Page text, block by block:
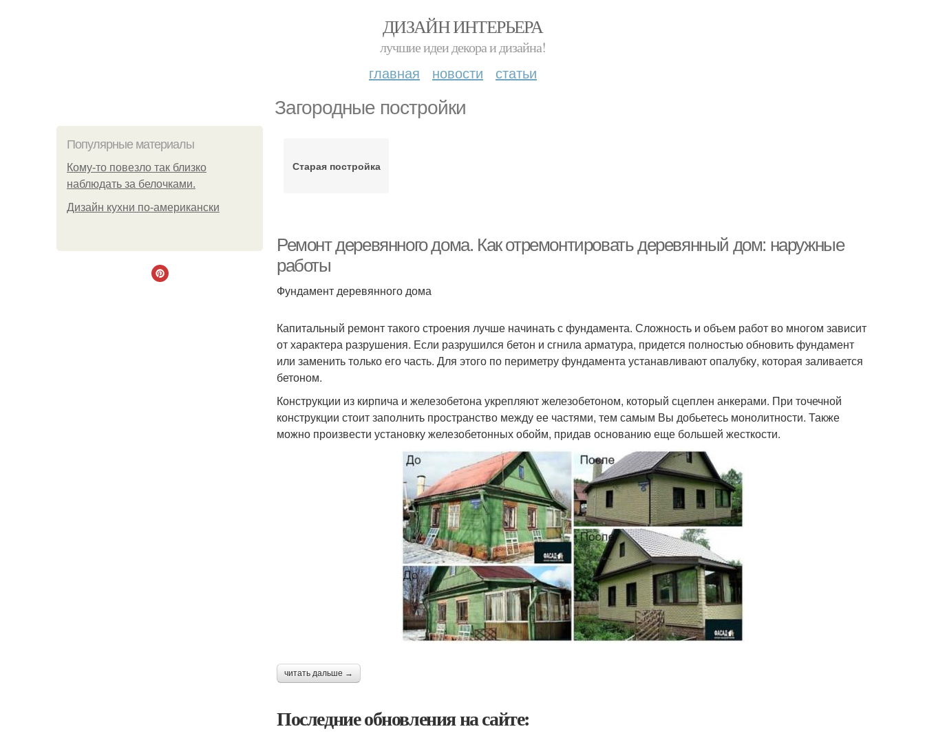
ДИЗАЙН ИНТЕРЬЕРА
лучшие идеи декора и дизайна!
главная новости статьи
Загородные постройки
Популярные материалы
Кому-то повезло так близко
наблюдать за белочками.
Дизайн кухни по-американски
Старая постройка
Ремонт деревянного дома. Как отремонтировать деревянный дом: наружные
работы
Фундамент деревянного дома
Капитальный ремонт такого строения лучше начинать с фундамента. Сложность и объем работ во многом зависит
от характера разрушения. Если разрушился бетон и сгнила арматура, придется полностью обновить фундамент
или заменить только его часть. Для этого по периметру фундамента устанавливают опалубку, которая заливается
бетоном.
Конструкции из кирпича и железобетона укрепляют железобетоном, который сцеплен анкерами. При точечной
конструкции стоит заполнить пространство между ее частями, тем самым Вы добьетесь монолитности. Также
можно произвести установку железобетонных обойм, придав основанию еще большей жесткости.
читать дальше →
Последние обновления на сайте: